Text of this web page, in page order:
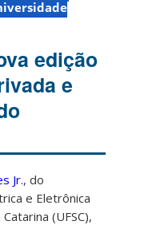
edição
e
Jr., do
e Eletrônica
(UFSC),